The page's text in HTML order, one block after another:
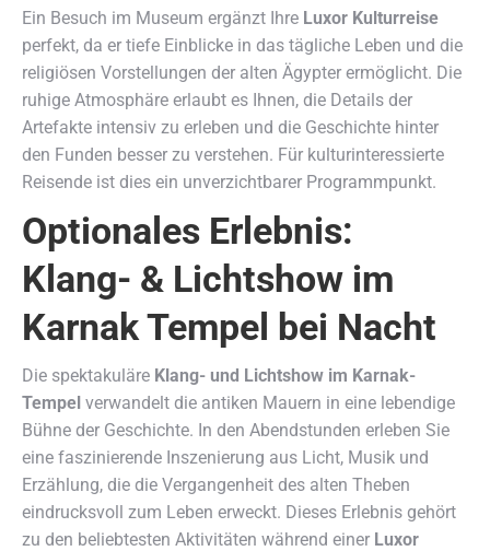
Ein Besuch im Museum ergänzt Ihre Luxor Kulturreise
perfekt, da er tiefe Einblicke in das tägliche Leben und die
religiösen Vorstellungen der alten Ägypter ermöglicht. Die
ruhige Atmosphäre erlaubt es Ihnen, die Details der
Artefakte intensiv zu erleben und die Geschichte hinter
den Funden besser zu verstehen. Für kulturinteressierte
Reisende ist dies ein unverzichtbarer Programmpunkt.
Optionales Erlebnis:
Klang- & Lichtshow im
Karnak Tempel bei Nacht
Die spektakuläre Klang- und Lichtshow im Karnak-
Tempel verwandelt die antiken Mauern in eine lebendige
Bühne der Geschichte. In den Abendstunden erleben Sie
eine faszinierende Inszenierung aus Licht, Musik und
Erzählung, die die Vergangenheit des alten Theben
eindrucksvoll zum Leben erweckt. Dieses Erlebnis gehört
zu den beliebtesten Aktivitäten während einer Luxor